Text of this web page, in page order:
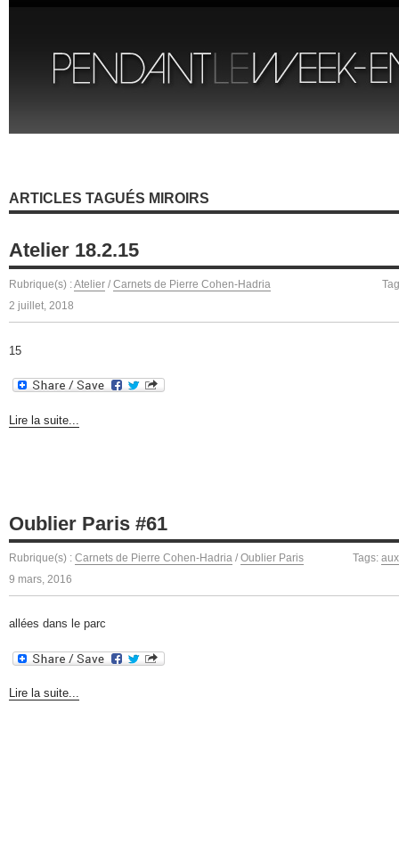
ARTICLES TAGUÉS MIROIRS
Atelier 18.2.15
Rubrique(s) :Atelier / Carnets de Pierre Cohen-Hadria
2 juillet, 2018
15
Lire la suite...
Oublier Paris #61
Rubrique(s) : Carnets de Pierre Cohen-Hadria / Oublier Paris Tags:
9 mars, 2016
allées dans le parc
Lire la suite...